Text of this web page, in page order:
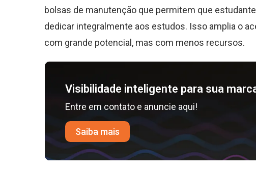
bolsas de manutenção que permitem que
dedicar integralmente aos estudos. Isso amplia o
com grande potencial, mas com menos recursos.
Visibilidade inteligente para sua
Entre em contato e anuncie aqui!
Saiba mais